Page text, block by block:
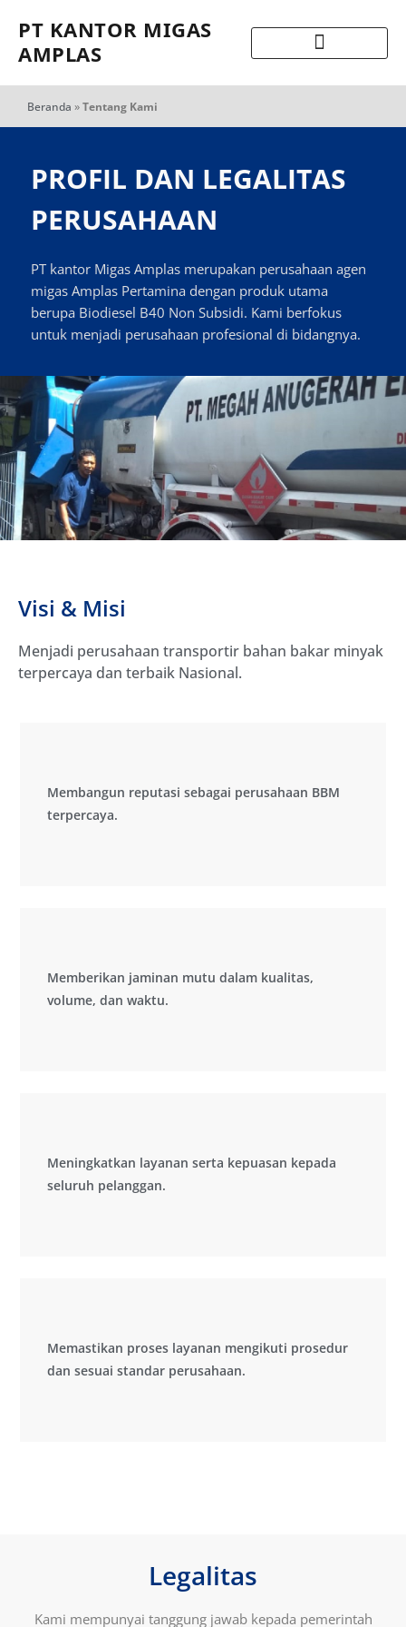
PT KANTOR MIGAS
AMPLAS
Beranda »Tentang Kami
PROFIL DAN LEGALITAS
PERUSAHAAN
PT kantor Migas Amplas merupakan perusahaan agen
migas Amplas Pertamina dengan produk utama
berupa Biodiesel B40 Non Subsidi. Kami berfokus
untuk menjadi perusahaan profesional di bidangnya.
Visi & Misi
Menjadi perusahaan transportir bahan bakar minyak
terpercaya dan terbaik Nasional.
Membangun reputasi sebagai perusahaan BBM
terpercaya.
Membangun reputasi sebagai perusahaan BBM
terpercaya.
Memberikan jaminan mutu dalam kualitas,
volume, dan waktu.
Memberikan jaminan mutu dalam kualitas,
volume, dan waktu.
Meningkatkan layanan serta kepuasan kepada
seluruh pelanggan.
Meningkatkan layanan serta kepuasan kepada
seluruh pelanggan.
Memastikan proses layanan mengikuti prosedur
dan sesuai standar perusahaan.
Memastikan proses layanan mengikuti prosedur
dan sesuai standar perusahaan.
Legalitas
Kami mempunyai tanggung jawab kepada pemerintah